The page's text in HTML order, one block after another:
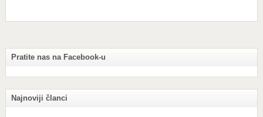
Pratite nas na Facebook-u
Najnoviji članci